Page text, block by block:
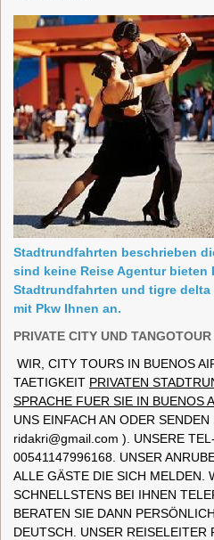
Stadtrundfahrten beschrieben
sind keine Reise Agentur bieten
Stadtrundfahrten und tigre delta
mit Pkw Ihnen an.
PRIVATE CITY UND
WIR, CITY TOURS IN BUENOS
TAETIGKEIT PRIVATEN
SPRACHE FUER SIE IN BUENOS
UNS EINFACH AN ODER
ridakri@gmail.com ). UNSERE
00541147996168. UNSER
ALLE GÄSTE DIE SICH MELDEN.
SCHNELLSTENS BEI IHNEN
BERATEN SIE DANN
DEUTSCH. UNSER